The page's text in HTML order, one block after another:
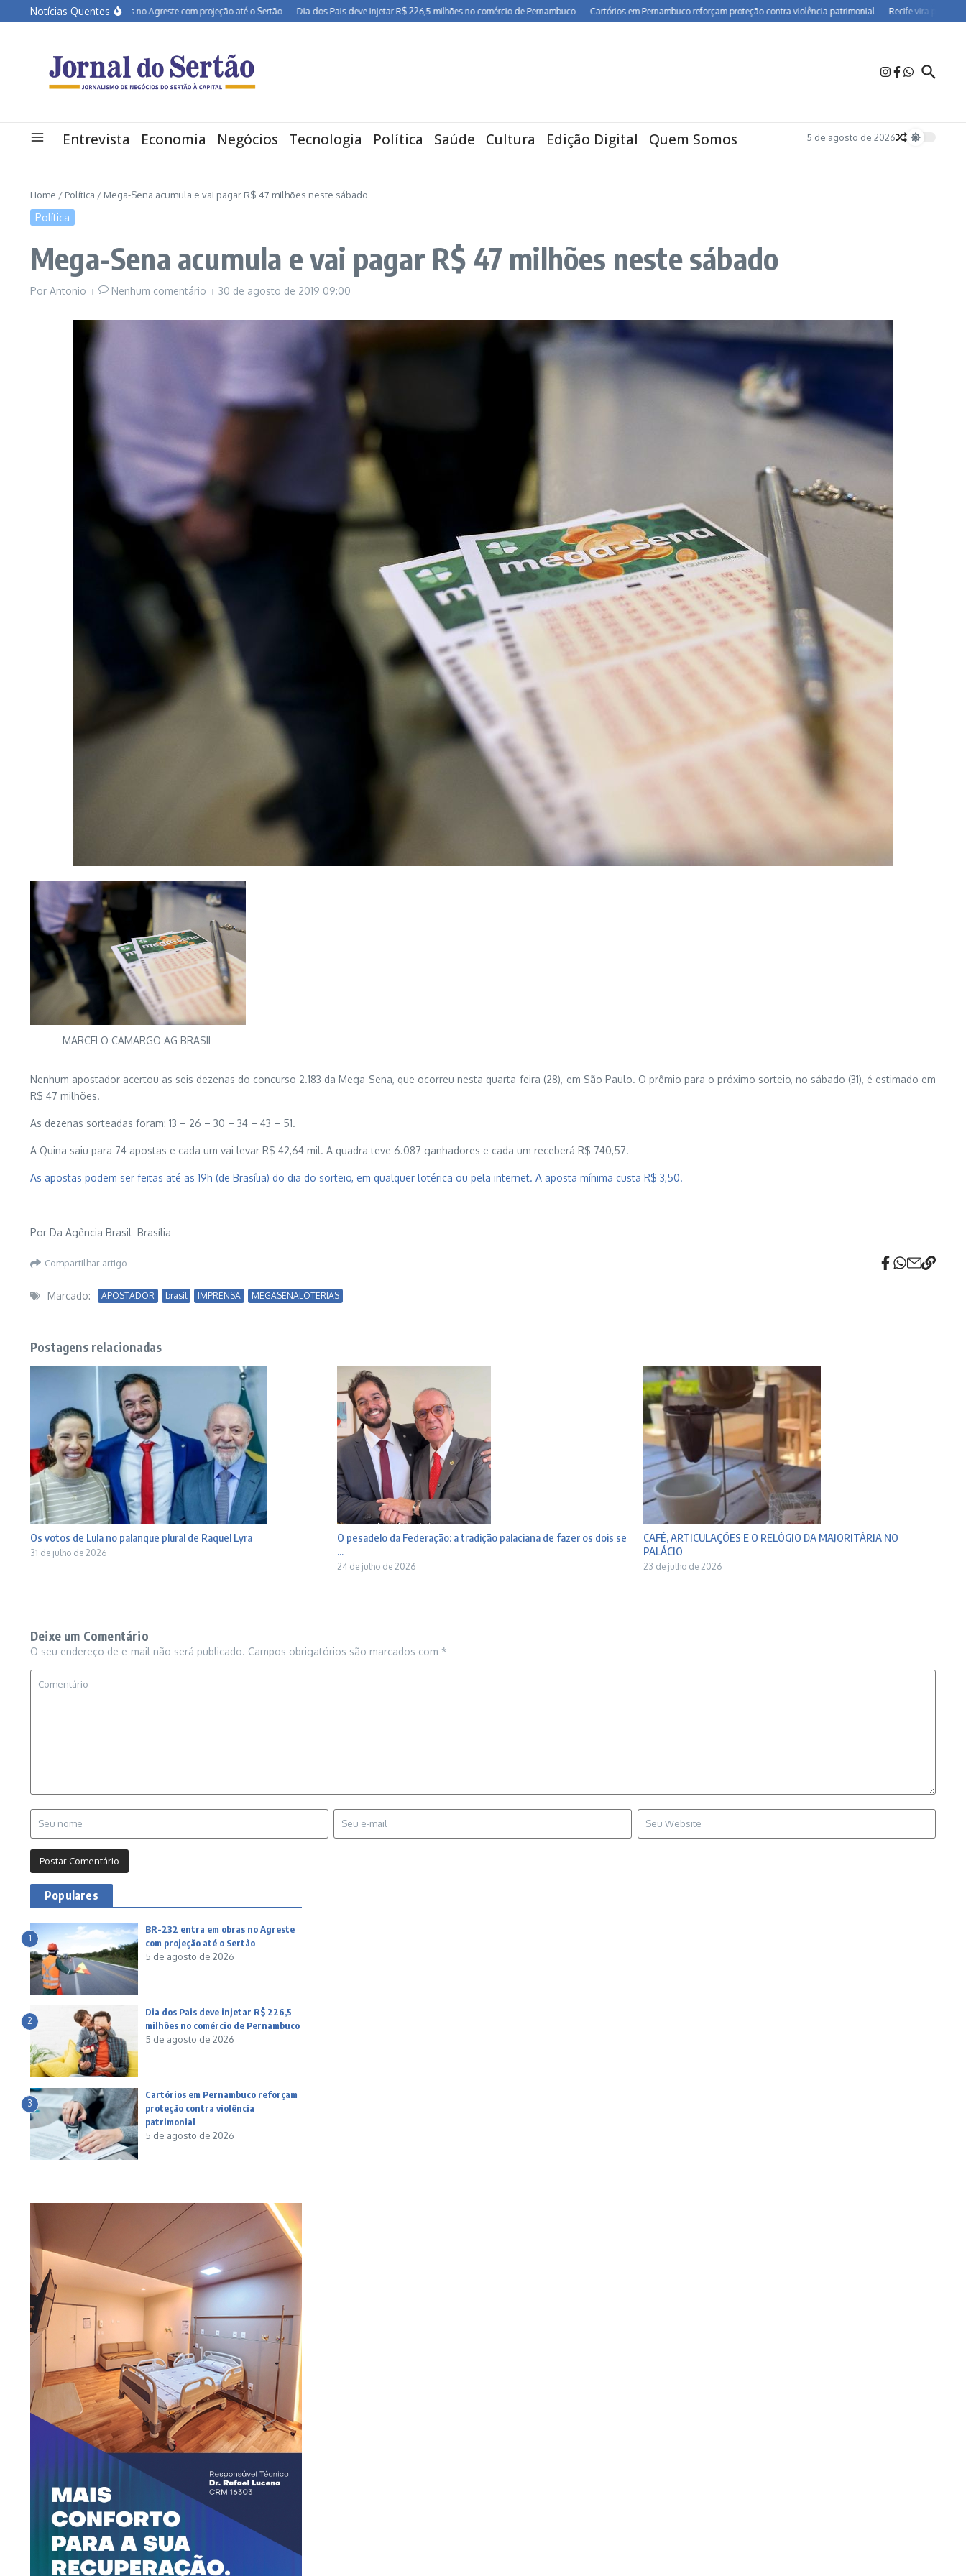
Ir para o conteúdo
Notícias Quentes
BR-232 entra em obras no Agreste com projeção até o Sertão Dia dos Pais deve injetar R$ 226,5 milhões no comércio de Pernambuco Cartórios em Pernambuco reforçam proteção contra violência patrimonial Recife vira polo de
Entrevista Economia Negócios Tecnologia Política Saúde Cultura Edição Digital Quem Somos 5 de agosto de 2026
Home / Política / Mega-Sena acumula e vai pagar R$ 47 milhões neste sábado
Política
Mega-Sena acumula e vai pagar R$ 47 milhões neste sábado
Por Antonio Nenhum comentário 30 de agosto de 2019 09:00
MARCELO CAMARGO AG BRASIL
Nenhum apostador acertou as seis dezenas do concurso 2.183 da Mega-Sena, que ocorreu nesta quarta-feira (28), em São Paulo. O prêmio para o próximo sorteio, no sábado (31), é estimado em
R$ 47 milhões.
As dezenas sorteadas foram: 13 – 26 – 30 – 34 – 43 – 51.
A Quina saiu para 74 apostas e cada um vai levar R$ 42,64 mil. A quadra teve 6.087 ganhadores e cada um receberá R$ 740,57.
As apostas podem ser feitas até as 19h (de Brasília) do dia do sorteio, em qualquer lotérica ou pela internet. A aposta mínima custa R$ 3,50.
Por Da Agência Brasil Brasília
Compartilhar artigo
Marcado: APOSTADOR brasil IMPRENSA MEGASENALOTERIAS
Postagens relacionadas
Os votos de Lula no palanque plural de Raquel Lyra
31 de julho de 2026
O pesadelo da Federação: a tradição palaciana de fazer os dois se
...
24 de julho de 2026
CAFÉ, ARTICULAÇÕES E O RELÓGIO DA MAJORITÁRIA NO
PALÁCIO
23 de julho de 2026
Deixe um Comentário
O seu endereço de e-mail não será publicado. Campos obrigatórios são marcados com *
Populares
1
BR-232 entra em obras no Agreste
com projeção até o Sertão
5 de agosto de 2026
2
Dia dos Pais deve injetar R$ 226,5
milhões no comércio de Pernambuco
5 de agosto de 2026
3
Cartórios em Pernambuco reforçam
proteção contra violência
patrimonial
5 de agosto de 2026